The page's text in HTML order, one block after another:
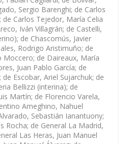
Sergio Barenghi; de Carlos
de Carlos Tejedor, María Celia
Iván Villagrán; de Castelli,
de Chascomús, Javier
Rodrigo Aristimuño; de
Moccero; de Daireaux, María
Juan Pablo García; de
Escobar, Ariel Sujarchuk; de
Bellizzi (interina); de
Martín; de Florencio Varela,
Ameghino, Nahuel
Sebastián Ianantuony;
Rocha; de General La Madrid,
Las Heras, Juan Manuel